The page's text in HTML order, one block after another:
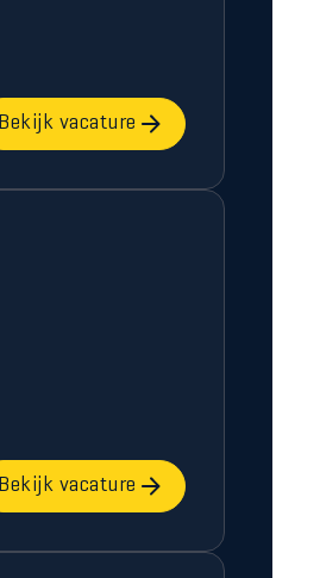
Bekijk vacature
Bekijk vacature